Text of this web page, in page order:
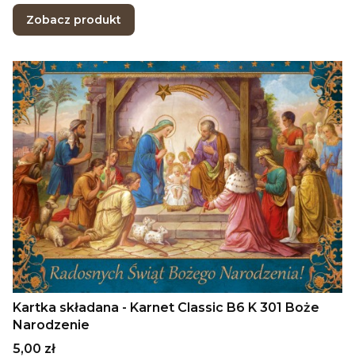
Zobacz produkt
Kartka składana - Karnet Classic B6 K 301 Boże
Narodzenie
Cena
5,00 zł